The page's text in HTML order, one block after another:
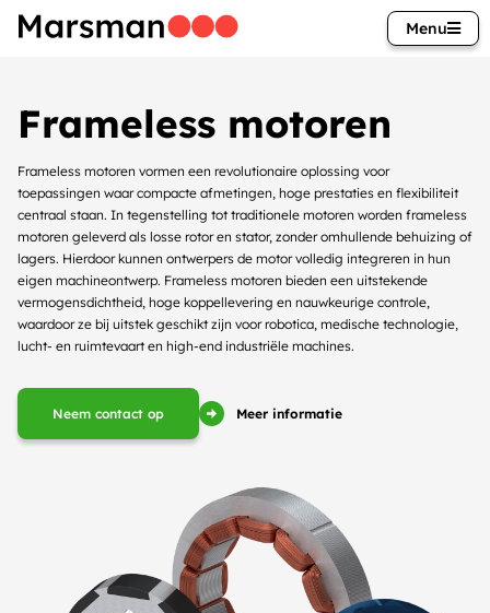
Menu
Frameless motoren
Frameless motoren vormen een revolutionaire oplossing voor
toepassingen waar compacte afmetingen, hoge prestaties en flexibiliteit
centraal staan. In tegenstelling tot traditionele motoren worden frameless
motoren geleverd als losse rotor en stator, zonder omhullende behuizing of
lagers. Hierdoor kunnen ontwerpers de motor volledig integreren in hun
eigen machineontwerp. Frameless motoren bieden een uitstekende
vermogensdichtheid, hoge koppellevering en nauwkeurige controle,
waardoor ze bij uitstek geschikt zijn voor robotica, medische technologie,
lucht- en ruimtevaart en high-end industriële machines.
Neem contact op Meer informatie